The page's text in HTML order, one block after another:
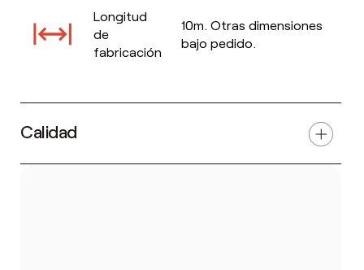
Longitud
de
fabricación
10m. Otras dimensiones
bajo pedido.
Calidad